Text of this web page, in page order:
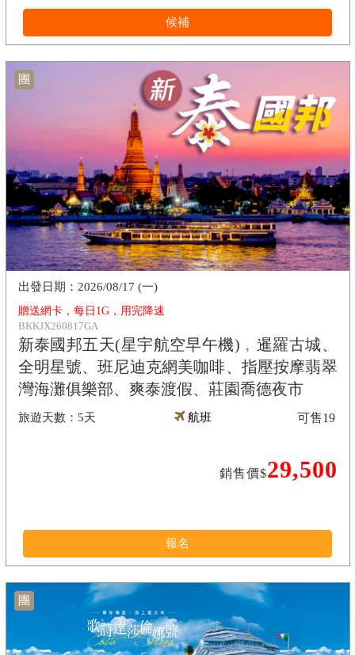
候補
團
贈送網卡，每日1G，用完降速
BKKJX260817GA
新泰國邦五天(星宇航空早午機)﹐暹羅古城、
全明星號、班尼迪克網美咖啡、指壓按摩翡翠
灣海灘俱樂部、爽泰渡假、莊園喬德夜市
5天
2026/08/17 (一)
航班
銷售價$29,500
可售19
報名
團